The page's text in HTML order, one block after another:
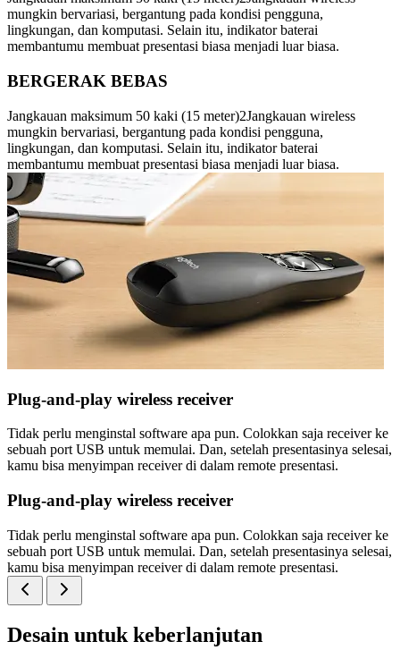
mungkin bervariasi, bergantung pada kondisi pengguna,
lingkungan, dan komputasi. Selain itu, indikator baterai
membantumu membuat presentasi biasa menjadi luar biasa.
BERGERAK BEBAS
Jangkauan maksimum 50 kaki (15 meter)2Jangkauan wireless
mungkin bervariasi, bergantung pada kondisi pengguna,
lingkungan, dan komputasi. Selain itu, indikator baterai
membantumu membuat presentasi biasa menjadi luar biasa.
Plug-and-play wireless receiver
Tidak perlu menginstal software apa pun. Colokkan saja receiver ke
sebuah port USB untuk memulai. Dan, setelah presentasinya selesai,
kamu bisa menyimpan receiver di dalam remote presentasi.
Plug-and-play wireless receiver
Tidak perlu menginstal software apa pun. Colokkan saja receiver ke
sebuah port USB untuk memulai. Dan, setelah presentasinya selesai,
kamu bisa menyimpan receiver di dalam remote presentasi.
Desain untuk keberlanjutan